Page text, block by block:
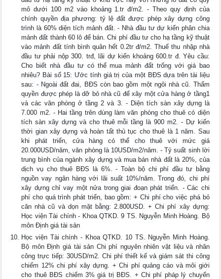
mô dưới 100 m2 vào khoảng 1.tr đ/m2. - Theo quy định của
chính quyền địa phương: tỷ lệ đất được phép xây dựng công
trình là 60% diện tích mảnh đất. - Nhà đầu tư dự kiến phân chia
mảnh đất thành 60 lô để bán. Chi phí đầu tư cho hạ tầng kỹ thuật
vào mảnh đất tính bình quân hết 0.2tr đ/m2. Thuế thu nhập nhà
đầu tư phải nộp 300. trđ, lãi dự kiến khoảng 600.tr đ. Yêu cầu:
Cho biết nhà đầu tư có thể mua mảnh đất trống với giá bao
nhiêu? Bài số 15: Ước tính giá trị của một BĐS dựa trên tài liệu
sau: - Ngoài đất đai, BĐS còn bao gồm một ngôi nhà cũ. Thẩm
quyền được phép là dỡ bỏ nhà cũ để xây một cửa hàng ở tầng1
và các văn phòng ở tầng 2 và 3. - Diện tích sàn xây dựng là
7.000 m2. - Hai tầng trên dùng làm văn phòng cho thuê có diện
tích sàn xây dựng và cho thuê mỗi tầng là 900 m2. - Dự kiến
thời gian xây dựng và hoàn tất thủ tục cho thuê là 1 năm. Sau
khi phát triển, cửa hàng có thể cho thuê với mức giá
20.000USD/năm, văn phòng là 10USD/m2/năm. - Tỷ suất sinh lời
trung bình của ngành xây dựng và mua bán nhà đất là 20%, của
dịch vụ cho thuê BĐS là 6%. - Toàn bộ chi phí đầu tư bằng
nguồn vay ngân hàng với lãi suất 10%/năm. Trong đó, chi phí
xây dựng chỉ vay một nửa trong giai đoạn phát triển. - Các chi
phí cho quá trình phát triển, bao gồm: + Chi phí cho việc phá bỏ
căn nhà cũ và dọn mặt bằng: 2.800USD. + Chi phí xây dựng:
Học viện Tài chính - Khoa QTKD. 9 TS. Nguyễn Minh Hoàng. Bộ
môn Định giá tài sản
Học viện Tài chính - Khoa QTKD. 10 TS. Nguyễn Minh Hoàng.
Bộ môn Định giá tài sản Chi phí nguyên nhiên vật liệu và nhân
công trực tiếp: 30USD/m2. Chi phí thiết kế và giám sát thi công
chiếm 12% chi phí xây dựng. + Chi phí quảng cáo và môi giới
cho thuê BĐS chiếm 3% giá trị BĐS. + Chi phí pháp lý chuyển